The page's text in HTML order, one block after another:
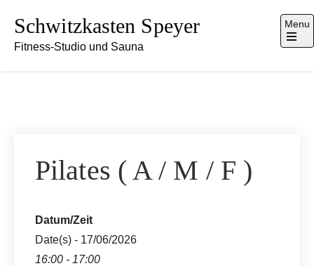
content
Schwitzkasten Speyer
Fitness-Studio und Sauna
Menu
Pilates ( A / M / F )
Datum/Zeit
Date(s) - 17/06/2026
16:00 - 17:00